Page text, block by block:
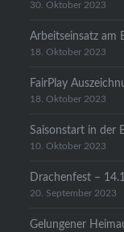
30. Oktober 2023
Arbeitseinsatz am
18. Oktober 2023
FairPlay
18. Oktober 2023
Saisonstart in der
10. Oktober 2023
Drachenfest –
20. September 2023
Gelungener